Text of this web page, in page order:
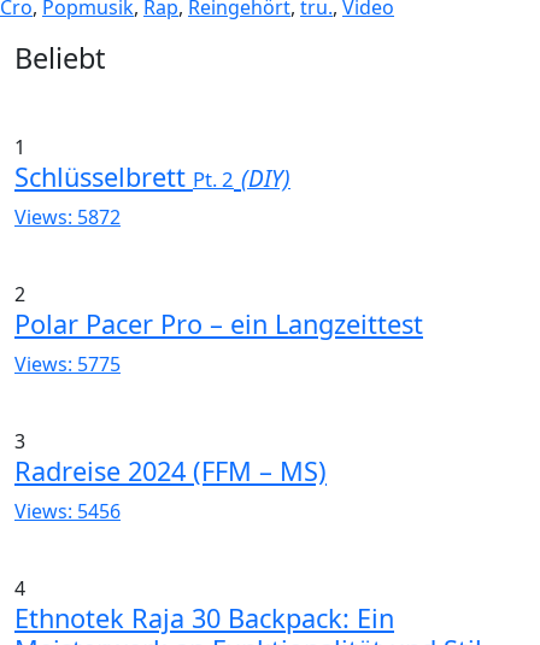
Cro, Popmusik, Rap, Reingehört, tru., Video
Widgets
Beliebt
1
Schlüsselbrett Pt. 2 (DIY)
Views: 5872
2
Polar Pacer Pro – ein Langzeittest
Views: 5775
3
Radreise 2024 (FFM – MS)
Views: 5456
4
Ethnotek Raja 30 Backpack: Ein